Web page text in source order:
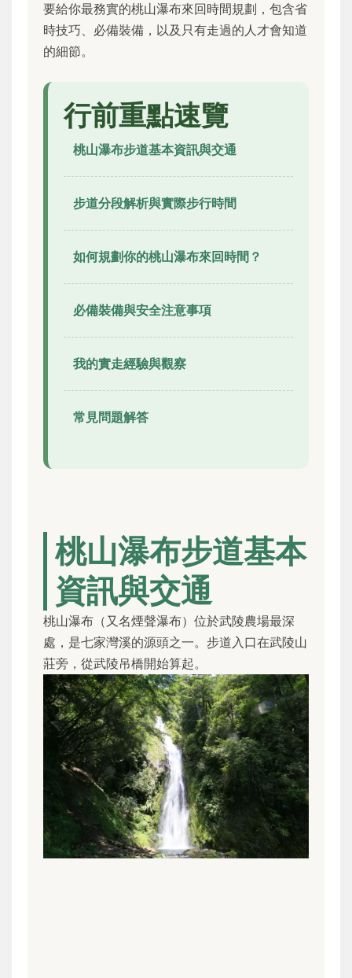
要給你最務實的桃山瀑布來回時間規劃，包含省
時技巧、必備裝備，以及只有走過的人才會知道
的細節。
行前重點速覽
桃山瀑布步道基本資訊與交通
步道分段解析與實際步行時間
如何規劃你的桃山瀑布來回時間？
必備裝備與安全注意事項
我的實走經驗與觀察
常見問題解答
桃山瀑布步道基本
資訊與交通
桃山瀑布（又名煙聲瀑布）位於武陵農場最深
處，是七家灣溪的源頭之一。步道入口在武陵山
莊旁，從武陵吊橋開始算起。